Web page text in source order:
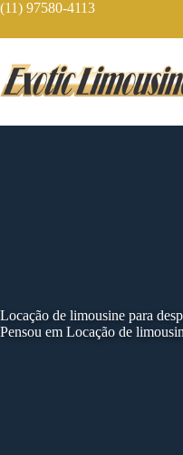
Skip
content
(11) 97580-4113
Locação de limousine para
Pensou em Locação de